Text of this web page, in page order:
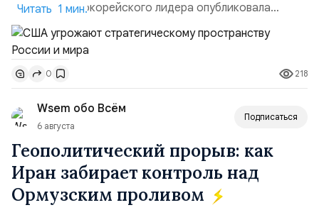
сестра северокорейского лидера опубликовала
заявление для прессы в ответ на проведение Токио
совместных с флотом США запусков крылатых ракет
Томагавк.«Япония отбросила обманчивую видимость
„исключительно оборонительной страны“ и выносит
вопрос о собственном ядерном вооружении на
всеобщее обозрение, одновреме...
Читать 1 мин.
0 218
Wsem обо Всём
6 августа
Подписаться
Геополитический прорыв: как
Иран забирает контроль над
Ормузским проливом